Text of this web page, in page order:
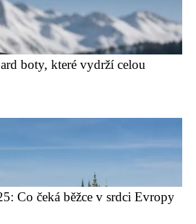
boty, které vydrží celou
Co čeká běžce v srdci Evropy